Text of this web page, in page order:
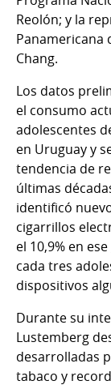
Reolón; y la
Panamericana
Chang.
Los datos
el consumo
adolescentes
en Uruguay y
tendencia de
últimas
identificó
cigarrillos
el 10,9% en
cada tres
dispositivos
Durante su
Lustemberg
desarrolladas
tabaco y